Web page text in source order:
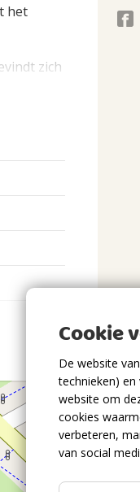
het
zich
Cookie
De website
technieken)
website om
cookies
verbeteren,
van social